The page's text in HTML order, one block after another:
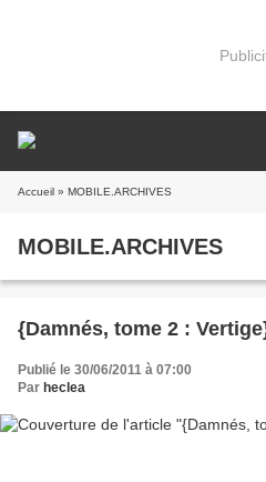
Accueil » MOBILE.ARCHIVES
MOBILE.ARCHIVES
{Damnés, tome 2 :
Publié le 30/06/2011 à 07:00
Par heclea